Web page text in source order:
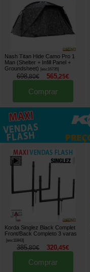
Nash Titan Hide Camo Pro 1
Man (Shelter + Infill Panel +
Groundsheet)
[esc16735]
698,80€ 565,25€
Comprar
Korda Singlez Black Complet
Front/Back Completo 3 varas
[esc11843]
385,80€ 320,45€
Comprar